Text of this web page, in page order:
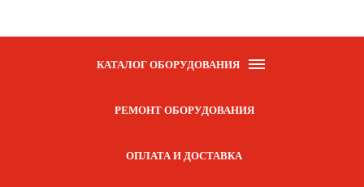
КАТАЛОГ ОБОРУДОВАНИЯ
РЕМОНТ ОБОРУДОВАНИЯ
ОПЛАТА И ДОСТАВКА